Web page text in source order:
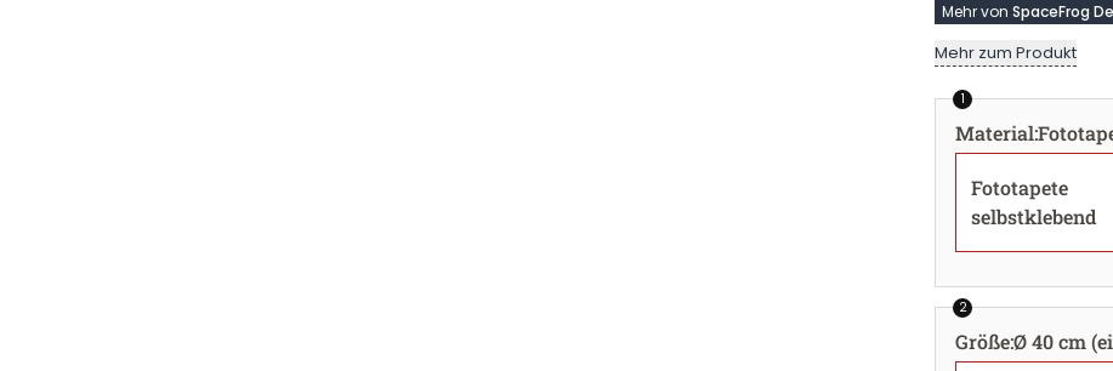
Mehr von SpaceFrog
Mehr zum Produkt
1
Material:
Fototapete
selbstklebend
2
Größe:Ø 40 cm